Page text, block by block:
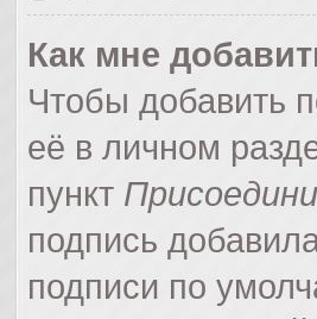
Как мне
Чтобы добавить
её в личном
пункт
подпись
подписи по